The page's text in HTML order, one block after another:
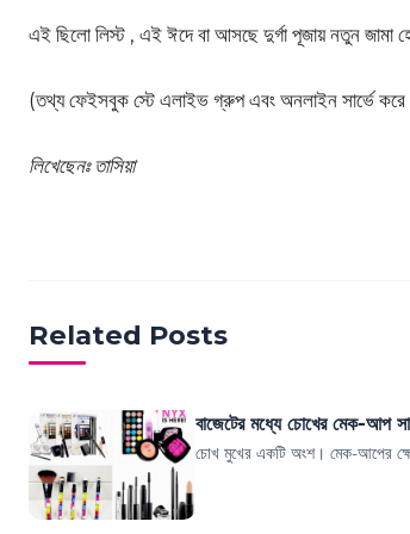
এই ছিলো লিস্ট , এই ঈদে বা আসছে দুর্গা পূজায় নতুন
(তথ্য ফেইসবুক স্টে এলাইভ গ্রুপ এবং অনলাইন সার্ভে করে
লিখেছেনঃ তাসিয়া
Related Posts
বাজেটের মধ্যে চোখের মেক-আপ
চোখ মুখের একটি অংশ। মেক-আপের